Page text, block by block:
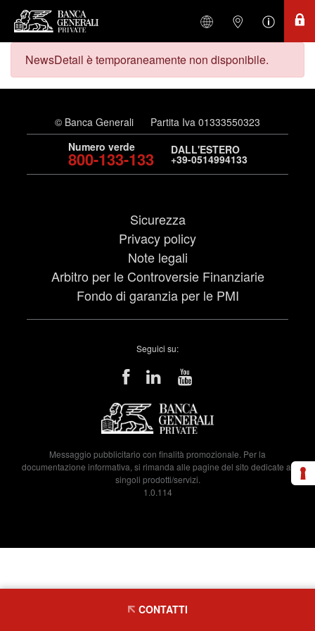
NewsDetail è temporaneamente non disponibile.
© Banca Generali
Partita Iva 01333550323
Numero verde
800-133-133 DALL'ESTERO
+39-0514994133
Sicurezza
Privacy policy
Note legali
Arbitro per le Controversie Finanziarie
Fondo di garanzia per le PMI
Seguici su:
Messaggio pubblicitario con finalità promozionale. Per la
documentazione informativa, si rimanda alle pagine del sito dedicate ai
singoli prodotti/servizi.
1.0.114
CONTATTI